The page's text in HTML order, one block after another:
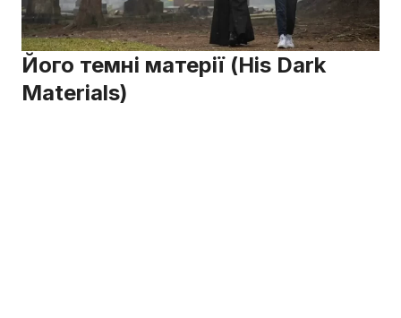
Його темні матерії (His Dark
Materials)